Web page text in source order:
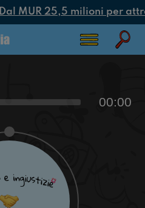
Dal MUR 25,5 milioni per
00:00